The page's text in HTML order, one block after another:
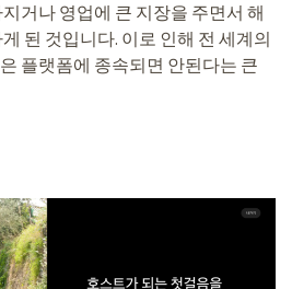
거나 영업에 큰 지장을 주면서 해
된 것입니다. 이로 인해 전 세계의
플랫폼에 종속되면 안된다는 큰